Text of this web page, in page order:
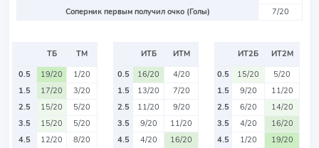
Соперник первым получил очко (Голы)
7/20
ТБ
ТМ
0.5
19/20
1/20
1.5
17/20
3/20
2.5
15/20
5/20
3.5
15/20
5/20
4.5
12/20
8/20
ИТБ
ИТМ
0.5
16/20
4/20
1.5
13/20
7/20
2.5
11/20
9/20
3.5
9/20
11/20
4.5
4/20
16/20
ИТ2Б
ИТ2М
0.5
15/20
5/20
1.5
9/20
11/20
2.5
6/20
14/20
3.5
4/20
16/20
4.5
1/20
19/20